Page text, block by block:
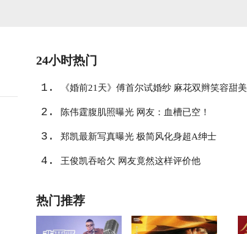
24小时热门
1. 《婚前21天》傅首尔试婚纱 麻花双辫笑容甜美
2. 陈伟霆腹肌照曝光 网友：血槽已空！
3. 郑凯最新写真曝光 极简风化身超A绅士
4. 王俊凯吞哈欠 网友竟然这样评价他
热门推荐